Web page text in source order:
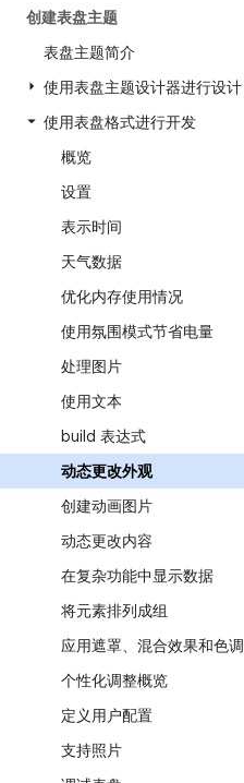
创建表盘主题
表盘主题简介
使用表盘主题设计器进行设计
使用表盘格式进行开发
概览
设置
表示时间
天气数据
优化内存使用情况
使用氛围模式节省电量
处理图片
使用文本
build 表达式
动态更改外观
创建动画图片
动态更改内容
在复杂功能中显示数据
将元素排列成组
应用遮罩、混合效果和色调
个性化调整概览
定义用户配置
支持照片